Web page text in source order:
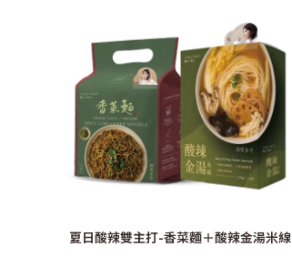
夏日酸辣雙主打-香菜麵＋酸辣金湯米線